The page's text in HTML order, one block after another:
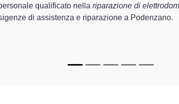
di Centro Assistenza Piacenza sono
perfettamente funzionanti e durare a lungo nel